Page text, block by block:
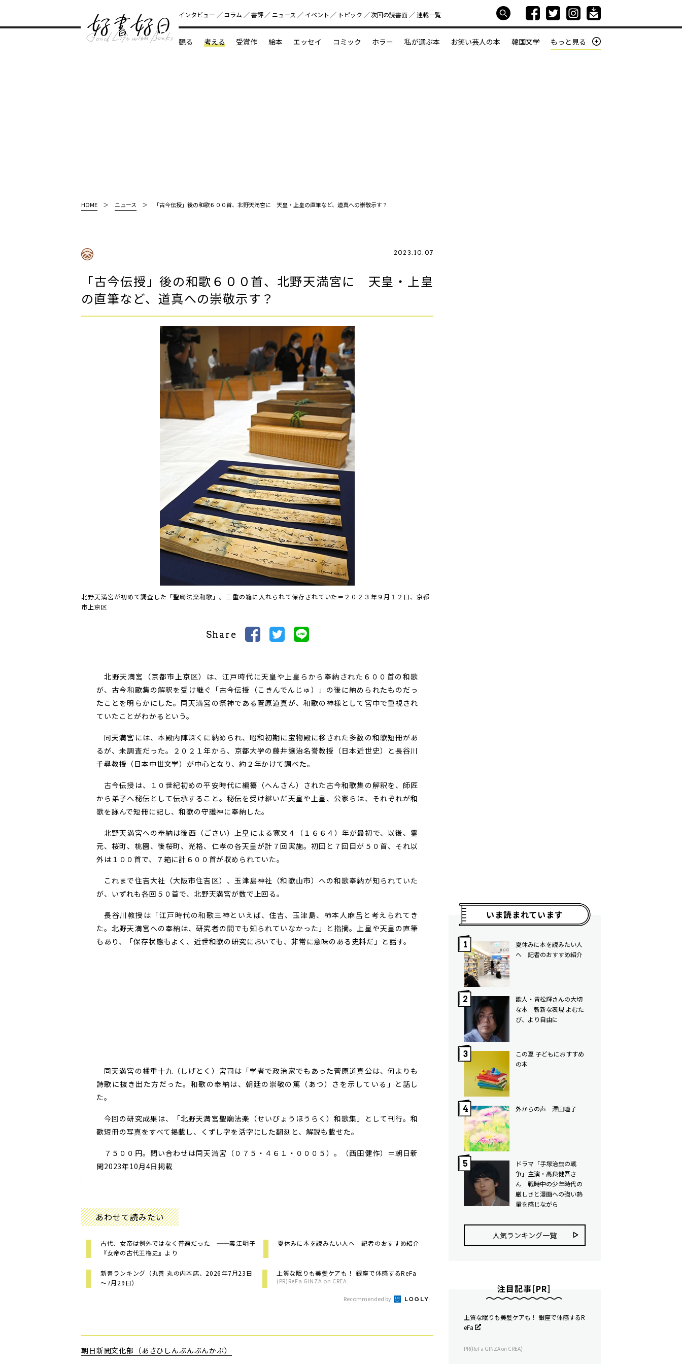
好書好日
インタビュー コラム 書評 ニュース イベント トピック 次回の読書⾯ 連載一覧
観る 考える 受賞作 絵本 エッセイ コミック ホラー 私が選ぶ本 お笑い芸人の本 韓国文学 もっと見る
HOME ニュース 「古今伝授」後の和歌６００首、北野天満宮に 天皇・上皇の直筆など、道真への崇敬示す？
2023.10.07
「古今伝授」後の和歌６００首、北野天満宮に 天皇・上皇
の直筆など、道真への崇敬示す？
北野天満宮が初めて調査した「聖廟法楽和歌」。三重の箱に入れられて保存されていた＝２０２３年９月１２日、京都
市上京区
Share
北野天満宮（京都市上京区）は、江戸時代に天皇や上皇らから奉納された６００首の和歌
が、古今和歌集の解釈を受け継ぐ「古今伝授（こきんでんじゅ）」の後に納められたものだっ
たことを明らかにした。同天満宮の祭神である菅原道真が、和歌の神様として宮中で重視され
ていたことがわかるという。
同天満宮には、本殿内陣深くに納められ、昭和初期に宝物殿に移された多数の和歌短冊があ
るが、未調査だった。２０２１年から、京都大学の藤井譲治名誉教授（日本近世史）と長谷川
千尋教授（日本中世文学）が中心となり、約２年かけて調べた。
古今伝授は、１０世紀初めの平安時代に編纂（へんさん）された古今和歌集の解釈を、師匠
から弟子へ秘伝として伝承すること。秘伝を受け継いだ天皇や上皇、公家らは、それぞれが和
歌を詠んで短冊に記し、和歌の守護神に奉納した。
北野天満宮への奉納は後西（ごさい）上皇による寛文４（１６６４）年が最初で、以後、霊
元、桜町、桃園、後桜町、光格、仁孝の各天皇が計７回実施。初回と７回目が５０首、それ以
外は１００首で、７箱に計６００首が収められていた。
これまで住吉大社（大阪市住吉区）、玉津島神社（和歌山市）への和歌奉納が知られていた
が、いずれも各回５０首で、北野天満宮が数で上回る。
長谷川教授は「江戸時代の和歌三神といえば、住吉、玉津島、柿本人麻呂と考えられてき
た。北野天満宮への奉納は、研究者の間でも知られていなかった」と指摘。上皇や天皇の直筆
もあり、「保存状態もよく、近世和歌の研究においても、非常に意味のある史料だ」と話す。
同天満宮の橘重十九（しげとく）宮司は「学者で政治家でもあった菅原道真公は、何よりも
詩歌に抜き出た方だった。和歌の奉納は、朝廷の崇敬の篤（あつ）さを示している」と話し
た。
今回の研究成果は、「北野天満宮聖廟法楽（せいびょうほうらく）和歌集」として刊行。和
歌短冊の写真をすべて掲載し、くずし字を活字にした翻刻と、解説も載せた。
７５００円。問い合わせは同天満宮（０７５・４６１・０００５）。（西田健作）＝朝日新
聞2023年10月4日掲載
あわせて読みたい
古代、女帝は例外ではなく普遍だった ──義江明子
『女帝の古代王権史』より
夏休みに本を読みたい人へ 記者のおすすめ紹介
新書ランキング（丸善 丸の内本店、2026年7月23日
～7月29日）
上質な眠りも美髪ケアも！ 銀座で体感するReFa
(PR)ReFa GINZA on CREA
Recommended by
朝日新聞文化部（あさひしんぶんぶんかぶ）
いま読まれています
夏休みに本を読みたい人
へ 記者のおすすめ紹介
歌人・青松輝さんの大切
な本 斬新な表現 よむた
び、より自由に
この夏 子どもにおすすめ
の本
外からの声 澤田瞳子
ドラマ「手塚治虫の戦
争」主演・高良健吾さ
ん 戦時中の少年時代の
厳しさと漫画への強い熱
量を感じながら
人気ランキング⼀覧
注目記事[PR]
上質な眠りも美髪ケアも！ 銀座で体感するR
eFa
PR(ReFa GINZA on CREA)